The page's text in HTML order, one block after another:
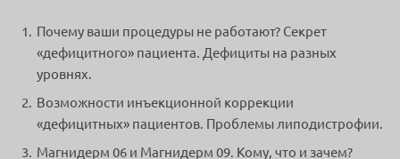
Почему ваши процедуры не работают? Секрет
«дефицитного» пациента. Дефициты на разных
уровнях.
Возможности инъекционной коррекции
«дефицитных» пациентов. Проблемы липодистрофии.
Магнидерм 06 и Магнидерм 09. Кому, что и зачем?